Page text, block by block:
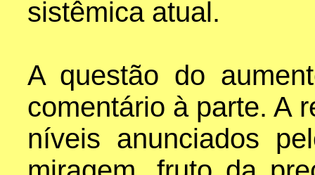
sistêmica atual.
A questão do
comentário à parte. A
níveis anunciados